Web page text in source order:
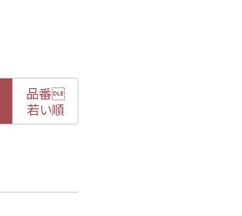
品番
若い順